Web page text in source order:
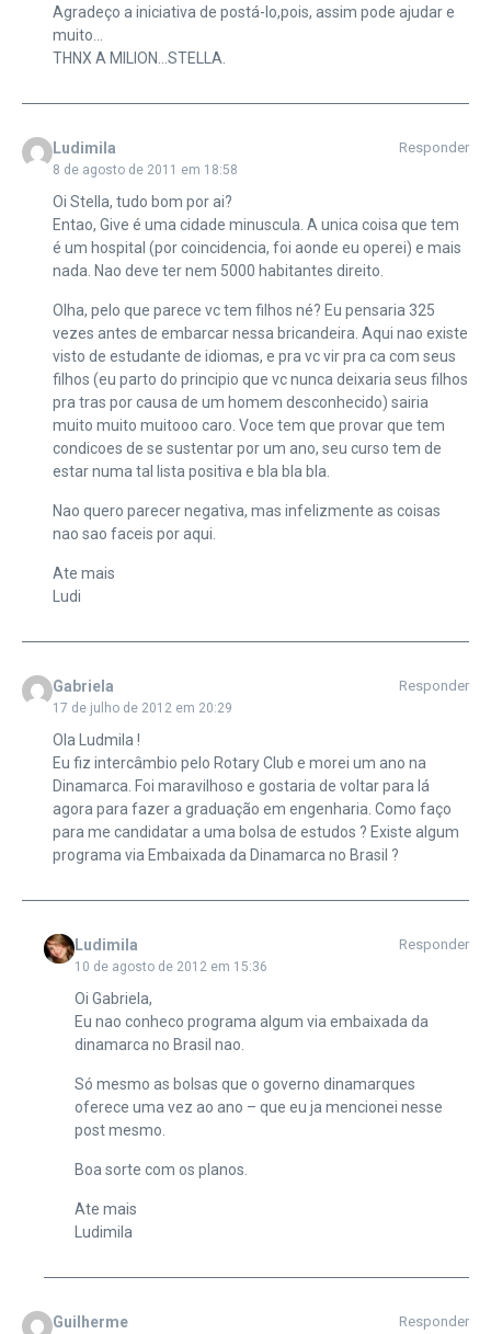
Agradeço a iniciativa de postá-lo,pois, assim pode ajudar e
muito…
THNX A MILION…STELLA.
Ludimila
8 de agosto de 2011 em 18:58
Responder
Oi Stella, tudo bom por ai?
Entao, Give é uma cidade minuscula. A unica coisa que tem
é um hospital (por coincidencia, foi aonde eu operei) e mais
nada. Nao deve ter nem 5000 habitantes direito.
Olha, pelo que parece vc tem filhos né? Eu pensaria 325
vezes antes de embarcar nessa bricandeira. Aqui nao existe
visto de estudante de idiomas, e pra vc vir pra ca com seus
filhos (eu parto do principio que vc nunca deixaria seus filhos
pra tras por causa de um homem desconhecido) sairia
muito muito muitooo caro. Voce tem que provar que tem
condicoes de se sustentar por um ano, seu curso tem de
estar numa tal lista positiva e bla bla bla.
Nao quero parecer negativa, mas infelizmente as coisas
nao sao faceis por aqui.
Ate mais
Ludi
Gabriela
17 de julho de 2012 em 20:29
Responder
Ola Ludmila !
Eu fiz intercâmbio pelo Rotary Club e morei um ano na
Dinamarca. Foi maravilhoso e gostaria de voltar para lá
agora para fazer a graduação em engenharia. Como faço
para me candidatar a uma bolsa de estudos ? Existe algum
programa via Embaixada da Dinamarca no Brasil ?
Ludimila
10 de agosto de 2012 em 15:36
Responder
Oi Gabriela,
Eu nao conheco programa algum via embaixada da
dinamarca no Brasil nao.
Só mesmo as bolsas que o governo dinamarques
oferece uma vez ao ano – que eu ja mencionei nesse
post mesmo.
Boa sorte com os planos.
Ate mais
Ludimila
Guilherme Responder